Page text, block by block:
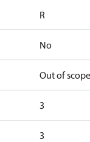
R
No
Out of scope
3
3